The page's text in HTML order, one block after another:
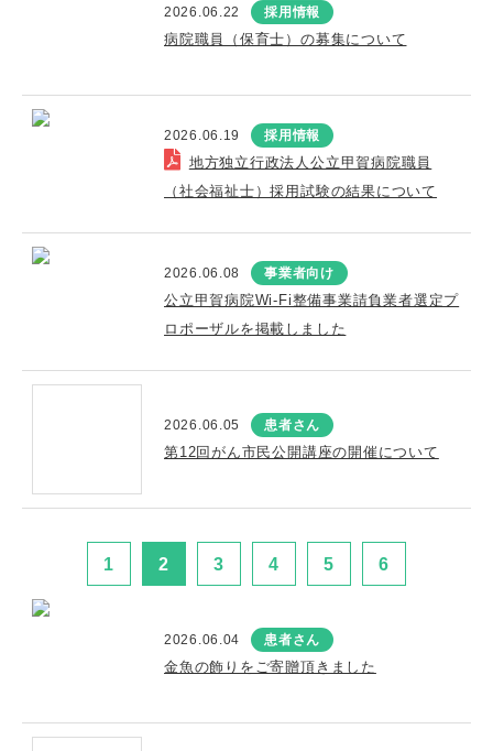
2026.06.22 採用情報
病院職員（保育士）の募集について
2026.06.19 採用情報
地方独立行政法人公立甲賀病院職員
（社会福祉士）採用試験の結果について
2026.06.08 事業者向け
公立甲賀病院Wi-Fi整備事業請負業者選定プ
ロポーザルを掲載しました
2026.06.05 患者さん
第12回がん市民公開講座の開催について
1 2 3 4 5 6
2026.06.04 患者さん
金魚の飾りをご寄贈頂きました